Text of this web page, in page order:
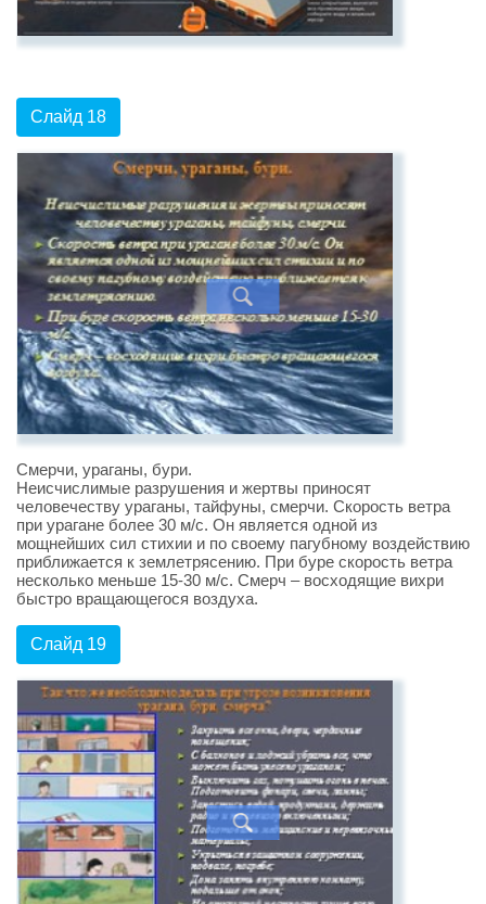
Слайд 18
Смерчи, ураганы, бури.
Неисчислимые разрушения и жертвы приносят
человечеству ураганы, тайфуны, смерчи. Скорость ветра
при урагане более 30 м/с. Он является одной из
мощнейших сил стихии и по своему пагубному воздействию
приближается к землетрясению. При буре скорость ветра
несколько меньше 15-30 м/с. Смерч – восходящие вихри
быстро вращающегося воздуха.
Слайд 19